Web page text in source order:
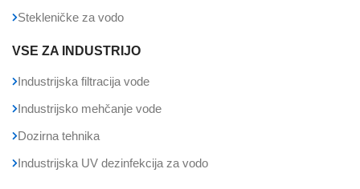
Stekleničke za vodo
VSE ZA INDUSTRIJO
Industrijska filtracija vode
Industrijsko mehčanje vode
Dozirna tehnika
Industrijska UV dezinfekcija za vodo